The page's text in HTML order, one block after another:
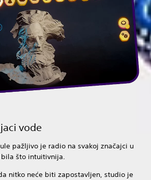
vode
pažljivo je radio na svakoj značajci u
što intuitivnija.
nitko neće biti zapostavljen, studio je